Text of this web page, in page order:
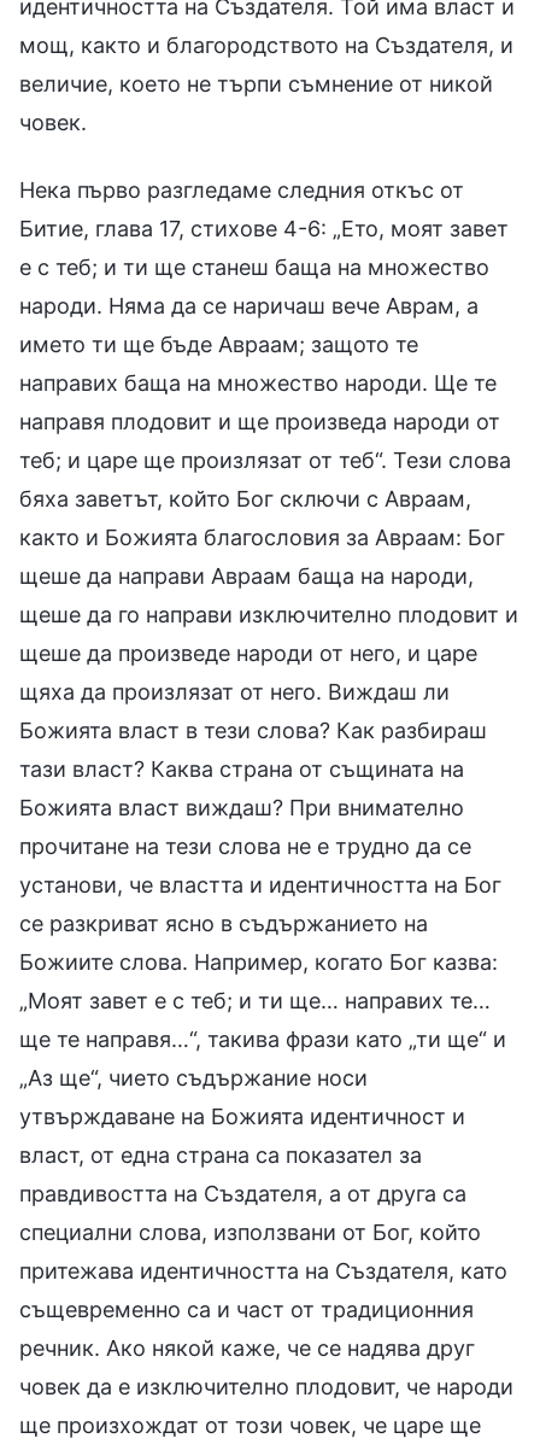
идентичността на Създателя. Той има власт и
мощ, както и благородството на Създателя, и
величие, което не търпи съмнение от никой
човек.
Нека първо разгледаме следния откъс от
Битие, глава 17, стихове 4-6: „Ето, моят завет
е с теб; и ти ще станеш баща на множество
народи. Няма да се наричаш вече Аврам, а
името ти ще бъде Авраам; защото те
направих баща на множество народи. Ще те
направя плодовит и ще произведа народи от
теб; и царе ще произлязат от теб“. Тези слова
бяха заветът, който Бог сключи с Авраам,
както и Божията благословия за Авраам: Бог
щеше да направи Авраам баща на народи,
щеше да го направи изключително плодовит и
щеше да произведе народи от него, и царе
щяха да произлязат от него. Виждаш ли
Божията власт в тези слова? Как разбираш
тази власт? Каква страна от същината на
Божията власт виждаш? При внимателно
прочитане на тези слова не е трудно да се
установи, че властта и идентичността на Бог
се разкриват ясно в съдържанието на
Божиите слова. Например, когато Бог казва:
„Моят завет е с теб; и ти ще… направих те…
ще те направя…“, такива фрази като „ти ще“ и
„Аз ще“, чието съдържание носи
утвърждаване на Божията идентичност и
власт, от една страна са показател за
правдивостта на Създателя, а от друга са
специални слова, използвани от Бог, който
притежава идентичността на Създателя, като
същевременно са и част от традиционния
речник. Ако някой каже, че се надява друг
човек да е изключително плодовит, че народи
ще произхождат от този човек, че царе ще